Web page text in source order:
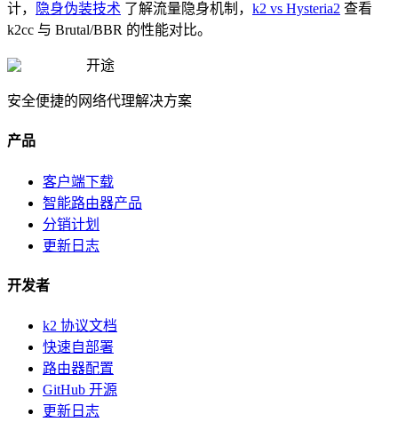
计，
隐身伪装技术 了解流量隐身机制， k2 vs Hysteria2 查看
k2cc 与 Brutal/BBR 的性能对比。
开途
安全便捷的网络代理解决方案
产品
客户端下载
智能路由器产品
分销计划
更新日志
开发者
k2 协议文档
快速自部署
路由器配置
GitHub 开源
更新日志